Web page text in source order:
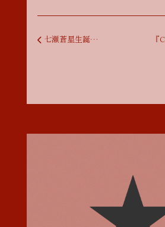
投稿ナビゲーション
七瀬蒼星生誕祭2025 One World Connecting Smiles